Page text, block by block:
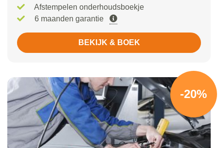
Afstempelen onderhoudsboekje
6 maanden garantie
BEKIJK & BOEK
-20%